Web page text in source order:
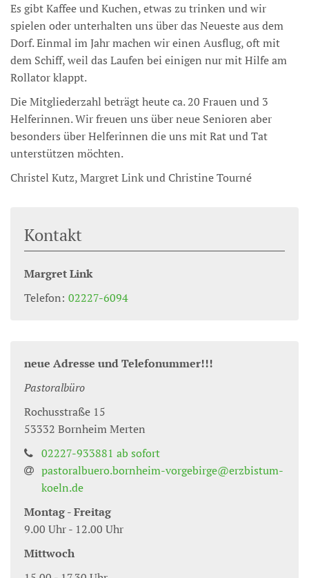
Es gibt Kaffee und Kuchen, etwas zu trinken und wir
spielen oder unterhalten uns über das Neueste aus dem
Dorf. Einmal im Jahr machen wir einen Ausflug, oft mit
dem Schiff, weil das Laufen bei einigen nur mit Hilfe am
Rollator klappt.
Die Mitgliederzahl beträgt heute ca. 20 Frauen und 3
Helferinnen. Wir freuen uns über neue Senioren aber
besonders über Helferinnen die uns mit Rat und Tat
unterstützen möchten.
Christel Kutz, Margret Link und Christine Tourné
Kontakt
MargretLink
Telefon: 02227-6094
neue Adresse und Telefonummer!!!
Pastoralbüro
Rochusstraße 15
53332 Bornheim Merten
02227-933881 ab sofort
pastoralbuero.bornheim-vorgebirge@erzbistum-
koeln.de
Montag - Freitag
9.00 Uhr - 12.00 Uhr
Mittwoch